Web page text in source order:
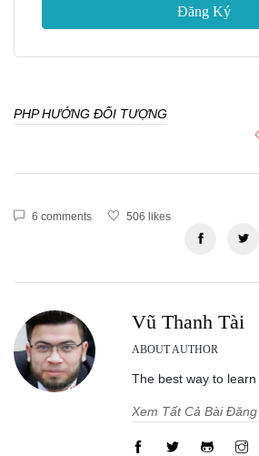
Đăng Ký
PHP HƯỚNG ĐỐI TƯỢNG
6 comments 506 likes
Vũ Thanh Tài
ABOUT AUTHOR
The best way to
Xem Tất Cả Bài Đăng